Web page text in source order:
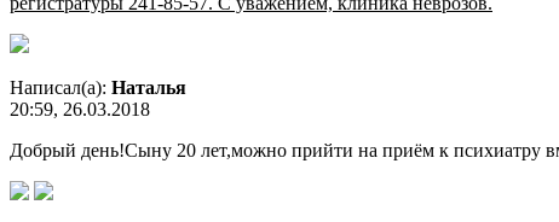
Написал(а): Наталья
20:59, 26.03.2018
Добрый день!Сыну 20 лет,можно прийти на приём к психиатру